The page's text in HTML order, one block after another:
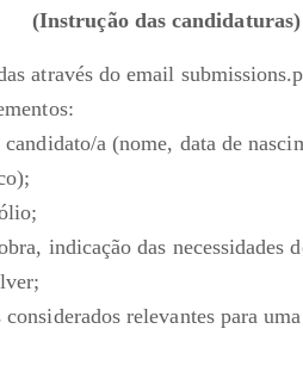
(Instrução das candidaturas)
através do email
a (nome, data de
indicação das necessidades
relevantes para